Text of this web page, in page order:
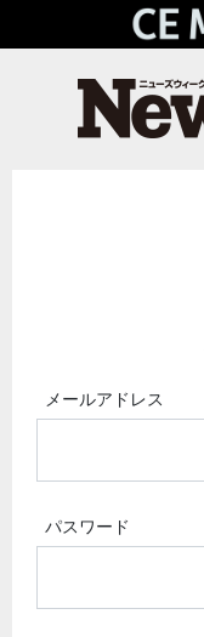
メールアドレス
パスワード